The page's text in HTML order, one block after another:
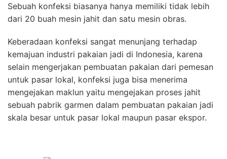
Sebuah konfeksi biasanya hanya memiliki tidak lebih
dari 20 buah mesin jahit dan satu mesin obras.
Keberadaan konfeksi sangat menunjang terhadap
kemajuan industri pakaian jadi di Indonesia, karena
selain mengerjakan pembuatan pakaian dari pemesan
untuk pasar lokal, konfeksi juga bisa menerima
mengejakan maklun yaitu mengejakan proses jahit
sebuah pabrik garmen dalam pembuatan pakaian jadi
skala besar untuk pasar lokal maupun pasar ekspor.